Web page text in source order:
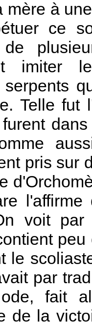
mère à
ce
de
imiter
serpents
Telle fut
pris sur
voit
le
par
fait
de la